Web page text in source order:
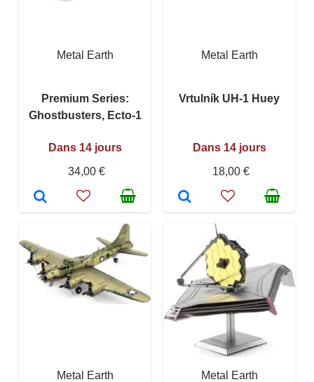
Metal Earth
Premium Series:
Ghostbusters, Ecto-1
Dans 14 jours
34,00 €
Metal Earth
Vrtulník UH-1 Huey
Dans 14 jours
18,00 €
Metal Earth Metal Earth